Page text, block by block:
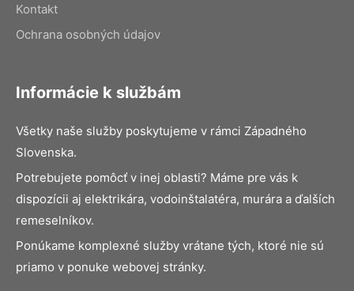
Kontakt
Ochrana osobných údajov
Informácie k službám
Všetky naše služby poskytujeme v rámci Západného
Slovenska.
Potrebujete pomôcť v inej oblasti? Máme pre vás k
dispozícii aj elektrikára, vodoinštalatéra, murára a ďalších
remeselníkov.
Ponúkame komplexné služby vrátane tých, ktoré nie sú
priamo v ponuke webovej stránky.